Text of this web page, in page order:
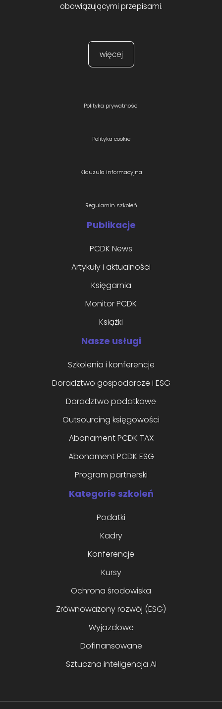
obowiązującymi przepisami.
więcej
Polityka prywatności
Polityka cookie
Klauzula informacyjna
Regulamin szkoleń
Publikacje
PCDK News
Artykuły i aktualności
Księgarnia
Monitor PCDK
Książki
Nasze usługi
Szkolenia i konferencje
Doradztwo gospodarcze i ESG
Doradztwo podatkowe
Outsourcing księgowości
Abonament PCDK TAX
Abonament PCDK ESG
Program partnerski
Kategorie szkoleń
Podatki
Kadry
Konferencje
Kursy
Ochrona środowiska
Zrównoważony rozwój (ESG)
Wyjazdowe
Dofinansowane
Sztuczna inteligencja AI